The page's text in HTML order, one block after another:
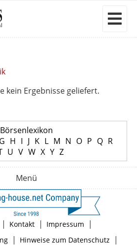
kein Ergebnisse geliefert.
Börsenlexikon
G H I J K L M N O P Q R
U V W X Y Z
Menü
| Kontakt | Impressum |
| Hinweise zum Datenschutz |